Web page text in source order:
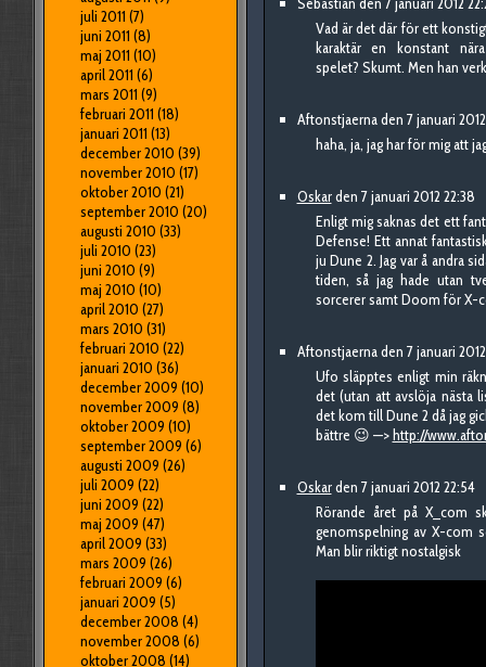
juli 2011 (7)
juni 2011 (8)
maj 2011 (10)
april 2011 (6)
mars 2011 (9)
februari 2011 (18)
januari 2011 (13)
december 2010 (39)
november 2010 (17)
oktober 2010 (21)
september 2010 (20)
augusti 2010 (33)
juli 2010 (23)
juni 2010 (9)
maj 2010 (10)
april 2010 (27)
mars 2010 (31)
februari 2010 (22)
januari 2010 (36)
december 2009 (10)
november 2009 (8)
oktober 2009 (10)
september 2009 (6)
augusti 2009 (26)
juli 2009 (22)
juni 2009 (22)
maj 2009 (47)
april 2009 (33)
mars 2009 (26)
februari 2009 (6)
januari 2009 (5)
december 2008 (4)
november 2008 (6)
oktober 2008 (14)
Vad är det där för ett
karaktär en konstant
spelet? Skumt. Men han
Aftonstjaerna den 7 januari
haha, ja, jag har för mig att
Oskarden 7 januari 2012 22:38
Enligt mig saknas det ett
Defense! Ett annat
ju Dune 2. Jag var å andra
tiden, så jag hade utan
sorcerer samt Doom för X-
Aftonstjaerna den 7 januari
Ufo släpptes enligt min
det (utan att avslöja nästa
det kom till Dune 2 då jag
bättre 😉 —>http://
Oskarden 7 januari 2012 22:54
Rörande året på X_com
genomspelning av X-com
Man blir riktigt nostalgisk